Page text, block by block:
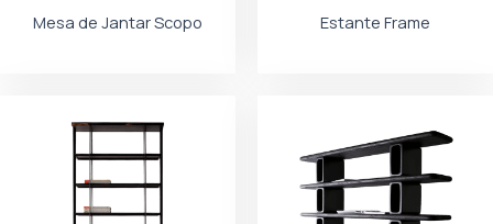
Mesa de Jantar Scopo Estante Frame